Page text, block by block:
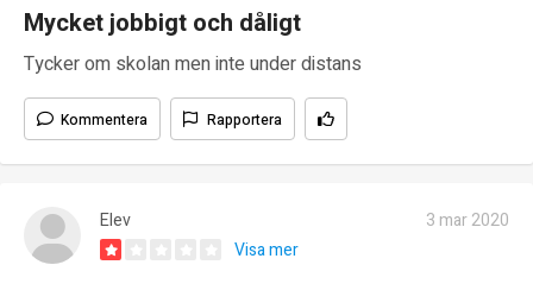
Mycket jobbigt och dåligt
Tycker om skolan men inte under distans
Kommentera Rapportera
Elev
3 mar 2020
Visa mer